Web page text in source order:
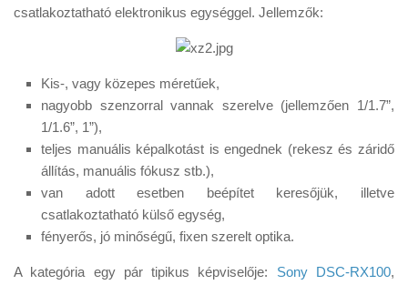
csatlakoztatható elektronikus egységgel. Jellemzők:
Kis-, vagy közepes méretűek,
nagyobb szenzorral vannak szerelve (jellemzően 1/1.7”,
1/1.6”, 1”),
teljes manuális képalkotást is engednek (rekesz és záridő
állítás, manuális fókusz stb.),
van adott esetben beépítet keresőjük, illetve
csatlakoztatható külső egység,
fényerős, jó minőségű, fixen szerelt optika.
A kategória egy pár tipikus képviselője: Sony DSC-RX100,